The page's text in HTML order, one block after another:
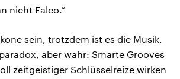
nicht Falco.“
sein, trotzdem ist es die Musik,
aber wahr: Smarte Grooves
zeitgeistiger Schlüsselreize wirken